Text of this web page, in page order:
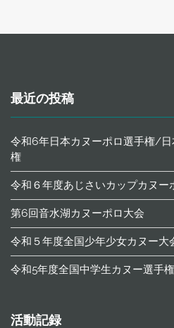
最近の投稿
令和6年日本カヌーポロ選手権/
権
令和６年度あじさいカップカヌー
第6回音水湖カヌーポロ大会
令和５年度全国少年少女カヌー大
令和5年度全国中学生カヌー選手
活動記録